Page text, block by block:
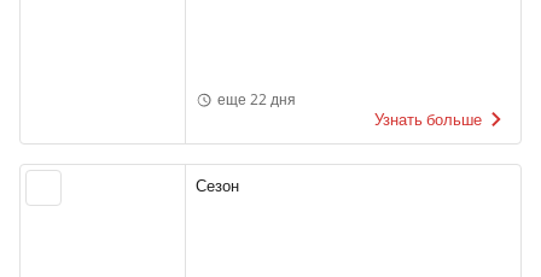
еще 22 дня
Узнать больше
Сезон